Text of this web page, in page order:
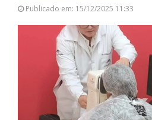
Publicado em: 15/12/2025 11:33